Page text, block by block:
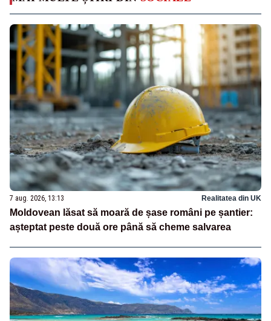
7 aug. 2026, 13:13 Realitatea din UK
Moldovean lăsat să moară de șase români pe șantier:
așteptat peste două ore până să cheme salvarea